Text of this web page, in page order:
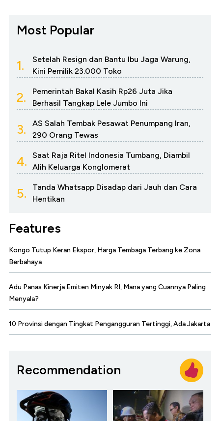
Most Popular
1.
Setelah Resign dan Bantu Ibu Jaga Warung,
Kini Pemilik 23.000 Toko
2.
Pemerintah Bakal Kasih Rp26 Juta Jika
Berhasil Tangkap Lele Jumbo Ini
3.
AS Salah Tembak Pesawat Penumpang Iran,
290 Orang Tewas
4.
Saat Raja Ritel Indonesia Tumbang, Diambil
Alih Keluarga Konglomerat
5.
Tanda Whatsapp Disadap dari Jauh dan Cara
Hentikan
Features
Kongo Tutup Keran Ekspor, Harga Tembaga Terbang ke Zona
Berbahaya
Adu Panas Kinerja Emiten Minyak RI, Mana yang Cuannya Paling
Menyala?
10 Provinsi dengan Tingkat Pengangguran Tertinggi, Ada Jakarta
Recommendation